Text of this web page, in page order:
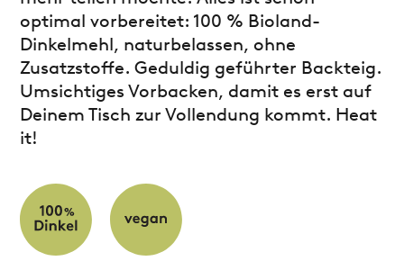
optimal vorbereitet: 100 % Bioland-
Dinkelmehl, naturbelassen, ohne
Zusatzstoffe. Geduldig geführter Backteig.
Umsichtiges Vorbacken, damit es erst auf
Deinem Tisch zur Vollendung kommt. Heat
it!